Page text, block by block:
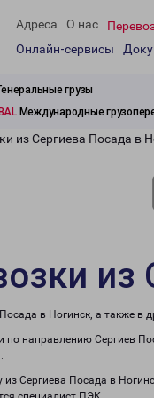
Адреса О нас
Онлайн-сервисы
грузы
Международные
из Сергиева Посада в
в Ногинск, а также
направлению Сергиев
.
из Сергиева Посада в